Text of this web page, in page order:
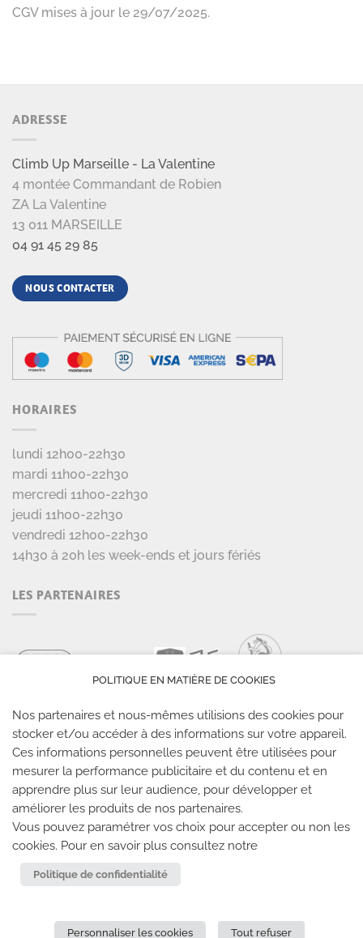
ADRESSE
Climb Up Marseille - La Valentine
4 montée Commandant de Robien
ZA La Valentine
13 011 MARSEILLE
04 91 45 29 85
NOUS CONTACTER
HORAIRES
lundi 12h00-22h30
mardi 11h00-22h30
mercredi 11h00-22h30
jeudi 11h00-22h30
vendredi 12h00-22h30
14h30 à 20h les week-ends et jours fériés
LES PARTENAIRES
LES SALLES CLIMB UP
Climb Up vous accueille dans ses salles, partout en
France
TROUVE TA SALLE
POLITIQUE EN MATIÈRE DE COOKIES
Nos partenaires et nous-mêmes utilisions des cookies pour
stocker et/ou accéder à des informations sur votre appareil.
Ces informations personnelles peuvent être utilisées pour
mesurer la performance publicitaire et du contenu et en
apprendre plus sur leur audience, pour développer et
améliorer les produits de nos partenaires.
Vous pouvez paramétrer vos choix pour accepter ou non les
cookies. Pour en savoir plus consultez notre
Politique de confidentialité
Personnaliser les cookies Tout refuser